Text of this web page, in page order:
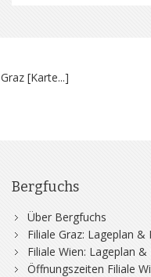
[Karte...]
Bergfuchs
Über Bergfuchs
Filiale Graz: Lageplan &
Filiale Wien: Lageplan
Öffnungszeiten Filiale